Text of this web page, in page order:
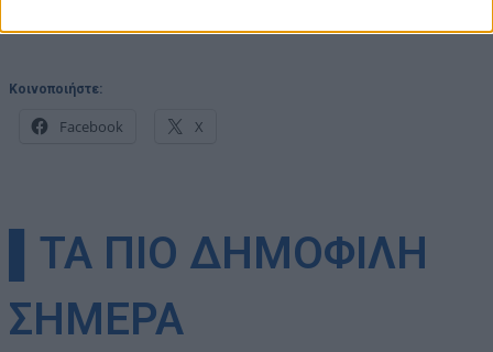
Κοινοποιήστε:
Facebook X
▌ΤΑ ΠΙΟ ΔΗΜΟΦΙΛΗ
ΣΗΜΕΡΑ